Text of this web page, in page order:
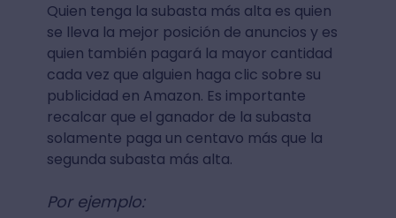
Quien tenga la subasta más alta es quien
se lleva la mejor posición de anuncios y es
quien también pagará la mayor cantidad
cada vez que alguien haga clic sobre su
publicidad en Amazon. Es importante
recalcar que el ganador de la subasta
solamente paga un centavo más que la
segunda subasta más alta.
Por ejemplo: